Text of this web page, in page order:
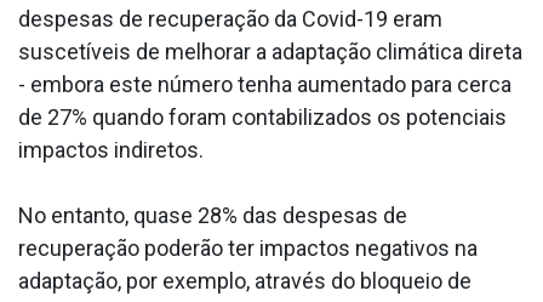
despesas de recuperação da Covid-19 eram
suscetíveis de melhorar a adaptação climática direta
- embora este número tenha aumentado para cerca
de 27% quando foram contabilizados os potenciais
impactos indiretos.
No entanto, quase 28% das despesas de
recuperação poderão ter impactos negativos na
adaptação, por exemplo, através do bloqueio de